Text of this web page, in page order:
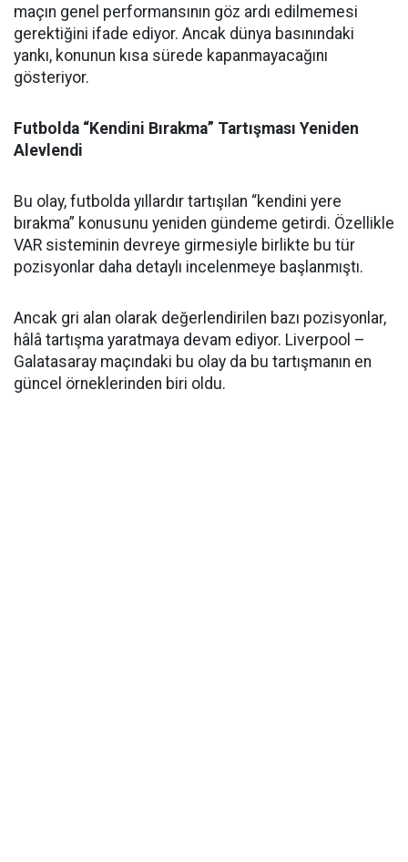
maçın genel performansının göz ardı edilmemesi
gerektiğini ifade ediyor. Ancak dünya basınındaki
yankı, konunun kısa sürede kapanmayacağını
gösteriyor.
Futbolda “Kendini Bırakma” Tartışması Yeniden
Alevlendi
Bu olay, futbolda yıllardır tartışılan “kendini yere
bırakma” konusunu yeniden gündeme getirdi. Özellikle
VAR sisteminin devreye girmesiyle birlikte bu tür
pozisyonlar daha detaylı incelenmeye başlanmıştı.
Ancak gri alan olarak değerlendirilen bazı pozisyonlar,
hâlâ tartışma yaratmaya devam ediyor. Liverpool –
Galatasaray maçındaki bu olay da bu tartışmanın en
güncel örneklerinden biri oldu.